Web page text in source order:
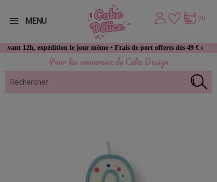
Pour les amoureux du Cake Design
12h, expédition le jour même • Frais de port offerts dès 49 € d’achat
(0)
MENU